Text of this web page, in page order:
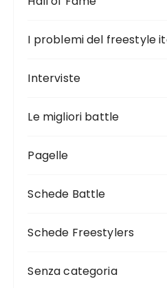
I problemi del freestyle
Interviste
Le migliori battle
Pagelle
Schede Battle
Schede Freestylers
Senza categoria